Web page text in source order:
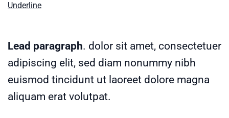
Underline
Lead paragraph. dolor sit amet, consectetuer
adipiscing elit, sed diam nonummy nibh
euismod tincidunt ut laoreet dolore magna
aliquam erat volutpat.